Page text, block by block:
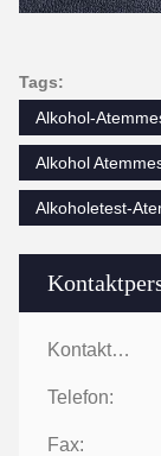
Kontaktpersonen:
Telefon:
Fax:
Tags:
Alkohol-
Alkohol
Alkoholetest-